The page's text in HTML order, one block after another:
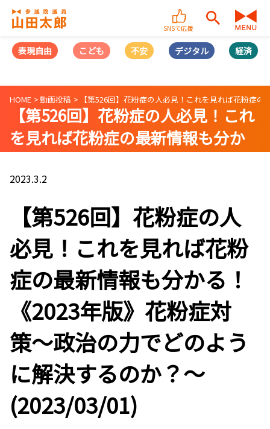
SNSで応援
表現自由 こども 不安 デジタル 経済
HOME 動画投稿 【第526回】花粉症の人必見！これを見れば花粉症
【第526回】花粉症の人必見！これ
を見れば花粉症の最新情報も分か
る！《2023年版》花粉症対策〜政
治の力でどのように解決するの
か？〜 (2023/03/01)
2023.3.2
【第526回】花粉症の人
必見！これを見れば花粉
症の最新情報も分かる！
《2023年版》花粉症対
策〜政治の力でどのよう
に解決するのか？〜
(2023/03/01)